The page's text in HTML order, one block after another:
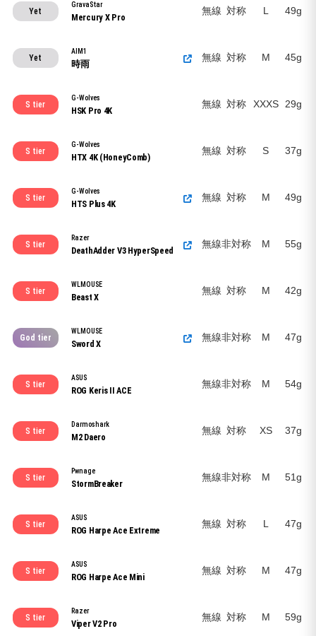
Yet
GravaStar
Mercury X Pro
無線 対称 L 49g
Yet
AIM1
時雨
無線 対称 M 45g
S tier
G-Wolves
HSK Pro 4K
無線 対称 XXXS 29g
S tier
G-Wolves
HTX 4K (HoneyComb)
無線 対称 S 37g
S tier
G-Wolves
HTS Plus 4K
無線 対称 M 49g
S tier
Razer
DeathAdder V3 HyperSpeed
無線非対称 M 55g
S tier
WLMOUSE
Beast X
無線 対称 M 42g
God tier
WLMOUSE
Sword X
無線非対称 M 47g
S tier
ASUS
ROG Keris II ACE
無線非対称 M 54g
S tier
Darmoshark
M2 Daero
無線 対称 XS 37g
S tier
Pwnage
StormBreaker
無線非対称 M 51g
S tier
ASUS
ROG Harpe Ace Extreme
無線 対称 L 47g
S tier
ASUS
ROG Harpe Ace Mini
無線 対称 M 47g
S tier
Razer
Viper V2 Pro
無線 対称 M 59g